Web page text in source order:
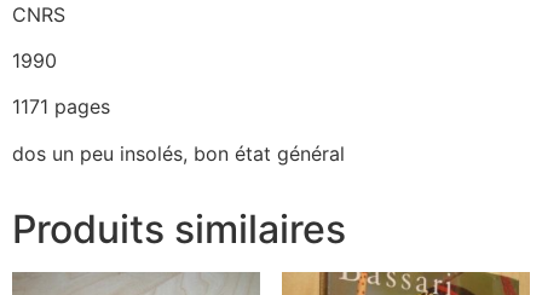
CNRS
1990
1171 pages
dos un peu insolés, bon état général
Produits similaires